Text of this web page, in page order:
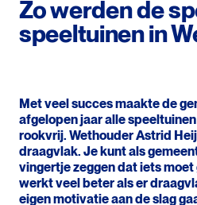
Zo werden de
speeltuinen in
Met veel succes maakte de
afgelopen jaar alle
rookvrij. Wethouder Astrid
draagvlak. Je kunt als
vingertje zeggen dat iets
werkt veel beter als er
eigen motivatie aan de slag